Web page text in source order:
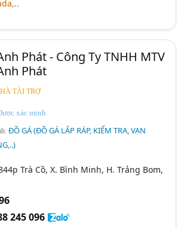
Phát - Công Ty TNHH MTV
Phát
TÀI TRỢ
xác minh
ĐỒ GÁ (ĐỒ GÁ LẮP RÁP, KIỂM TRA, VẠN
Trà Cồ, X. Bình Minh, H. Trảng Bom,
245 096